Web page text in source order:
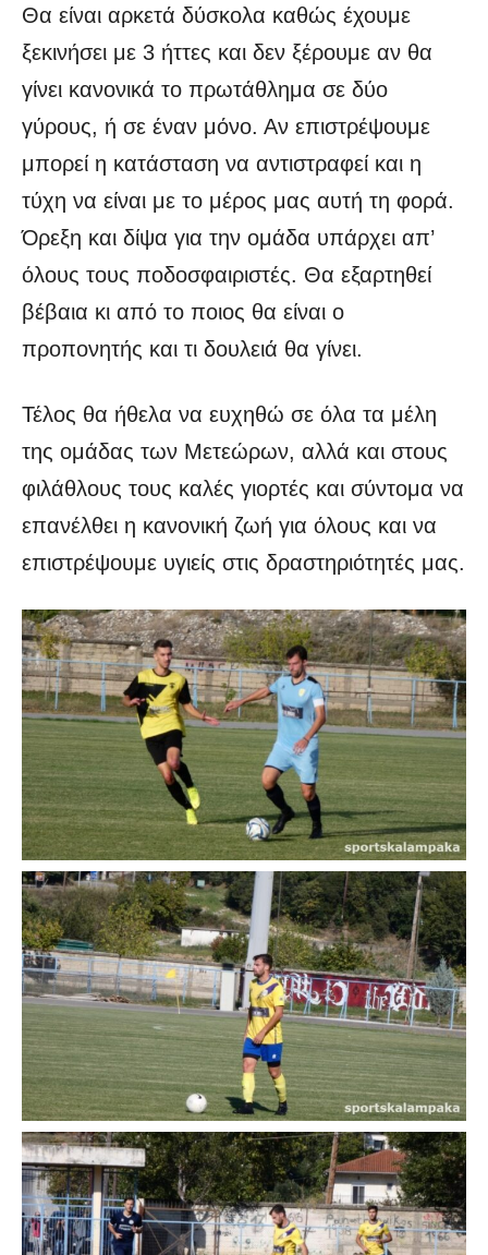
Θα είναι αρκετά δύσκολα καθώς έχουμε
ξεκινήσει με 3 ήττες και δεν ξέρουμε αν θα
γίνει κανονικά το πρωτάθλημα σε δύο
γύρους, ή σε έναν μόνο. Αν επιστρέψουμε
μπορεί η κατάσταση να αντιστραφεί και η
τύχη να είναι με το μέρος μας αυτή τη φορά.
Όρεξη και δίψα για την ομάδα υπάρχει απ’
όλους τους ποδοσφαιριστές. Θα εξαρτηθεί
βέβαια κι από το ποιος θα είναι ο
προπονητής και τι δουλειά θα γίνει.
Τέλος θα ήθελα να ευχηθώ σε όλα τα μέλη
της ομάδας των Μετεώρων, αλλά και στους
φιλάθλους τους καλές γιορτές και σύντομα να
επανέλθει η κανονική ζωή για όλους και να
επιστρέψουμε υγιείς στις δραστηριότητές μας.